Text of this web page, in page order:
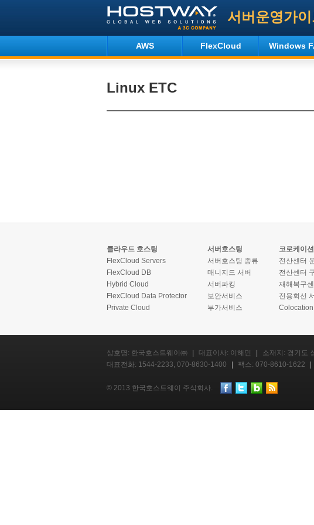
서버운영가
AWS FlexCloud Windows
Linux ETC
클라우드 호스팅
FlexCloud Servers
FlexCloud DB
Hybrid Cloud
FlexCloud Data Protector
Private Cloud
서버호스팅
서버호스팅 종류
매니지드 서버
서버파킹
보안서비스
부가서비스
코로케이션
전산센터
전산센터
재해복구
전용회선
상호명: 한국호스트웨이㈜ 대표이사: 이해민 소재지: 경기도
대표전화: 1544-2233, 070-8630-1400
팩스: 070-8610-1622
© 2013 한국호스트웨이 주식회사.